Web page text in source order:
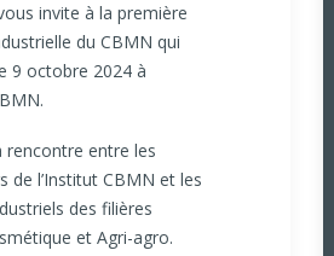
invite à la première
du CBMN qui
9 octobre 2024 à
rencontre entre les
de l’Institut CBMN et les
des filières
et Agri-agro.